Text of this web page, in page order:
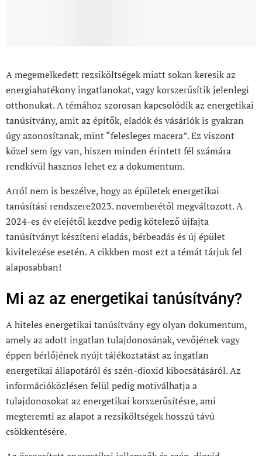
A megemelkedett rezsiköltségek miatt sokan keresik az
energiahatékony ingatlanokat, vagy korszerűsítik jelenlegi
otthonukat. A témához szorosan kapcsolódik az energetikai
tanúsítvány, amit az építők, eladók és vásárlók is gyakran
úgy azonosítanak, mint “felesleges macera”. Ez viszont
közel sem így van, hiszen minden érintett fél számára
rendkívül hasznos lehet ez a dokumentum.
Arról nem is beszélve, hogy az épületek energetikai
tanúsítási rendszere2023. novemberétől megváltozott. A
2024-es év elejétől kezdve pedig kötelező újfajta
tanúsítványt készíteni eladás, bérbeadás és új épület
kivitelezése esetén. A cikkben most ezt a témát tárjuk fel
alaposabban!
Mi az az energetikai tanúsítvány?
A hiteles energetikai tanúsítvány egy olyan dokumentum,
amely az adott ingatlan tulajdonosának, vevőjének vagy
éppen bérlőjének nyújt tájékoztatást az ingatlan
energetikai állapotáról és szén-dioxid kibocsátásáról. Az
információközlésen felül pedig motiválhatja a
tulajdonosokat az energetikai korszerűsítésre, ami
megteremti az alapot a rezsiköltségek hosszú távú
csökkentésére.